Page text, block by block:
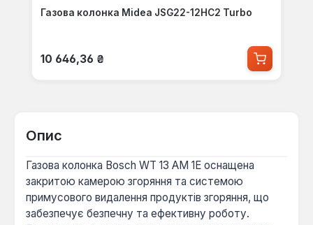
Газова колонка Midea JSG22-12HC2 Turbo
Звичайна ціна:
10 646,36 ₴
Опис
Газова колонка Bosch WT 13 AM 1E оснащена
закритою камерою згоряння та системою
примусового видалення продуктів згоряння, що
забезпечує безпечну та ефективну роботу.